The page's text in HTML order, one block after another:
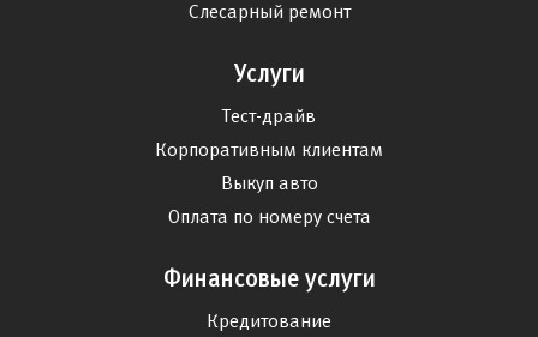
Слесарный ремонт
Услуги
Тест-драйв
Корпоративным клиентам
Выкуп авто
Оплата по номеру счета
Финансовые услуги
Кредитование